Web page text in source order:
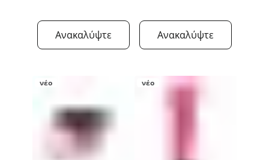
Ανακαλύψτε Ανακαλύψτε
νέο νέο